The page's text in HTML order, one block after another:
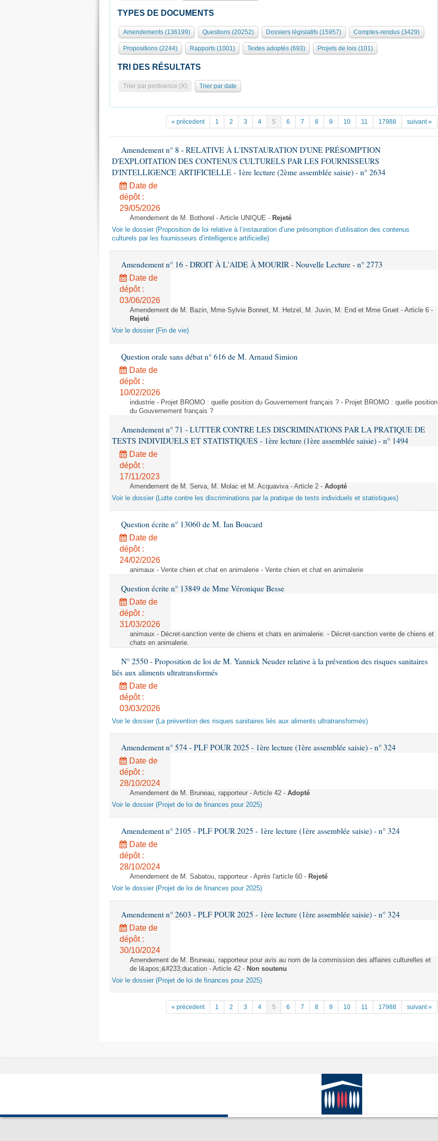
TYPES DE DOCUMENTS
Amendements (136199) Questions (20252) Dossiers législatifs (15957) Comptes-rendus (3429)
Propositions (2244) Rapports (1001) Textes adoptés (693) Projets de lois (101)
TRI DES RÉSULTATS
Trier par pertinence (X) Trier par date
« précedent 1 2 3 4 5 6 7 8 9 10 11 17988 suivant »
Amendement n° 8 - RELATIVE À L'INSTAURATION D'UNE PRÉSOMPTION
D'EXPLOITATION DES CONTENUS CULTURELS PAR LES FOURNISSEURS
D'INTELLIGENCE ARTIFICIELLE - 1ère lecture (2ème assemblée saisie) - n° 2634
Date de
dépôt :
29/05/2026
Amendement de M. Bothorel - Article UNIQUE - Rejeté
Voir le dossier (Proposition de loi relative à l’instauration d’une présomption d’utilisation des contenus
culturels par les fournisseurs d’intelligence artificielle)
Amendement n° 16 - DROIT À L'AIDE À MOURIR - Nouvelle Lecture - n° 2773
Date de
dépôt :
03/06/2026
Amendement de M. Bazin, Mme Sylvie Bonnet, M. Hetzel, M. Juvin, M. End et Mme Gruet - Article 6 -
Rejeté
Voir le dossier (Fin de vie)
Question orale sans débat n° 616 de M. Arnaud Simion
Date de
dépôt :
10/02/2026
industrie - Projet BROMO : quelle position du Gouvernement français ? - Projet BROMO : quelle position
du Gouvernement français ?
Amendement n° 71 - LUTTER CONTRE LES DISCRIMINATIONS PAR LA PRATIQUE DE
TESTS INDIVIDUELS ET STATISTIQUES - 1ère lecture (1ère assemblée saisie) - n° 1494
Date de
dépôt :
17/11/2023
Amendement de M. Serva, M. Molac et M. Acquaviva - Article 2 - Adopté
Voir le dossier (Lutte contre les discriminations par la pratique de tests individuels et statistiques)
Question écrite n° 13060 de M. Ian Boucard
Date de
dépôt :
24/02/2026
animaux - Vente chien et chat en animalerie - Vente chien et chat en animalerie
Question écrite n° 13849 de Mme Véronique Besse
Date de
dépôt :
31/03/2026
animaux - Décret-sanction vente de chiens et chats en animalerie. - Décret-sanction vente de chiens et
chats en animalerie.
N° 2550 - Proposition de loi de M. Yannick Neuder relative à la prévention des risques sanitaires
liés aux aliments ultratransformés
Date de
dépôt :
03/03/2026
Voir le dossier (La prévention des risques sanitaires liés aux aliments ultratransformés)
Amendement n° 574 - PLF POUR 2025 - 1ère lecture (1ère assemblée saisie) - n° 324
Date de
dépôt :
28/10/2024
Amendement de M. Bruneau, rapporteur - Article 42 - Adopté
Voir le dossier (Projet de loi de finances pour 2025)
Amendement n° 2105 - PLF POUR 2025 - 1ère lecture (1ère assemblée saisie) - n° 324
Date de
dépôt :
28/10/2024
Amendement de M. Sabatou, rapporteur - Après l'article 60 - Rejeté
Voir le dossier (Projet de loi de finances pour 2025)
Amendement n° 2603 - PLF POUR 2025 - 1ère lecture (1ère assemblée saisie) - n° 324
Date de
dépôt :
30/10/2024
Amendement de M. Bruneau, rapporteur pour avis au nom de la commission des affaires culturelles et
de l&apos;&#233;ducation - Article 42 - Non soutenu
Voir le dossier (Projet de loi de finances pour 2025)
« précedent 1 2 3 4 5 6 7 8 9 10 11 17988 suivant »